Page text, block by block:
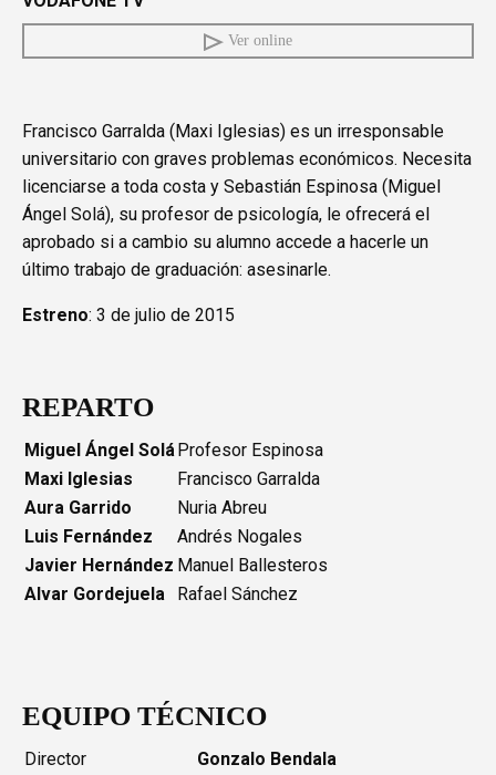
Ver online
Francisco Garralda (Maxi Iglesias) es un irresponsable
universitario con graves problemas económicos. Necesita
licenciarse a toda costa y Sebastián Espinosa (Miguel
Ángel Solá), su profesor de psicología, le ofrecerá el
aprobado si a cambio su alumno accede a hacerle un
último trabajo de graduación: asesinarle.
Estreno: 3 de julio de 2015
REPARTO
Miguel Ángel Solá Profesor Espinosa
Maxi Iglesias
Francisco Garralda
Aura Garrido
Nuria Abreu
Luis Fernández
Andrés Nogales
Javier Hernández Manuel Ballesteros
Alvar Gordejuela
Rafael Sánchez
EQUIPO TÉCNICO
Director
Gonzalo Bendala